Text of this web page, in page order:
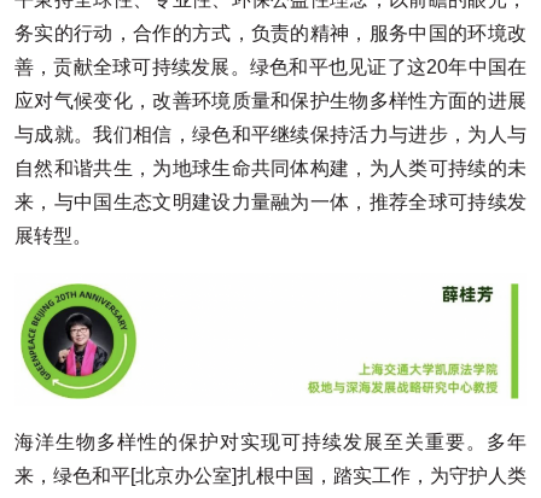
务实的行动，合作的方式，负责的精神，服务中国的环境改
善，贡献全球可持续发展。绿色和平也见证了这20年中国在
应对气候变化，改善环境质量和保护生物多样性方面的进展
与成就。我们相信，绿色和平继续保持活力与进步，为人与
自然和谐共生，为地球生命共同体构建，为人类可持续的未
来，与中国生态文明建设力量融为一体，推荐全球可持续发
展转型。
海洋生物多样性的保护对实现可持续发展至关重要。多年
来，绿色和平[北京办公室]扎根中国，踏实工作，为守护人类